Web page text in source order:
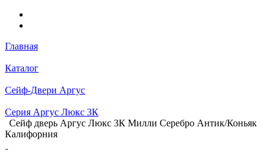
Главная
Каталог
Сейф-Двери Аргус
Серия Аргус Люкс 3К
Сейф дверь Аргус Люкс 3К Милли Серебро Антик/Коньяк
Калифорния